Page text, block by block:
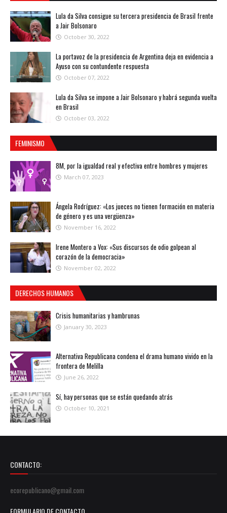
Lula da Silva consigue su tercera presidencia de Brasil frente
a Jair Bolsonaro
October 30, 2022
La portavoz de la presidencia de Argentina deja en evidencia a
Ayuso con su contundente respuesta
October 07, 2022
Lula da Silva se impone a Jair Bolsonaro y habrá segunda vuelta
en Brasil
October 03, 2022
FEMINISMO
8M, por la igualdad real y efectiva entre hombres y mujeres
March 07, 2023
Ángela Rodríguez: «Los jueces no tienen formación en materia
de género y es una vergüenza»
November 16, 2022
Irene Montero a Vox: «Sus discursos de odio golpean al
corazón de la democracia»
November 02, 2022
DERECHOS HUMANOS
Crisis humanitarias y hambrunas
January 30, 2023
Alternativa Republicana condena el drama humano vivido en la
frontera de Melilla
June 26, 2022
Sí, hay personas que se están quedando atrás
October 10, 2021
CONTACTO:
ecorepublicano@gmail.com